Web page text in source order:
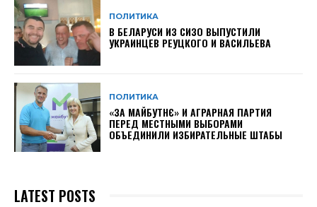
ПОЛИТИКА
В БЕЛАРУСИ ИЗ СИЗО ВЫПУСТИЛИ
УКРАИНЦЕВ РЕУЦКОГО И ВАСИЛЬЕВА
ПОЛИТИКА
«ЗА МАЙБУТНЄ» И АГРАРНАЯ ПАРТИЯ
ПЕРЕД МЕСТНЫМИ ВЫБОРАМИ
ОБЪЕДИНИЛИ ИЗБИРАТЕЛЬНЫЕ ШТАБЫ
LATEST POSTS